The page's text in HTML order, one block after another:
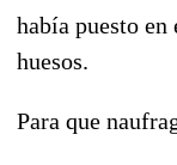
había puesto en
huesos.
Para que